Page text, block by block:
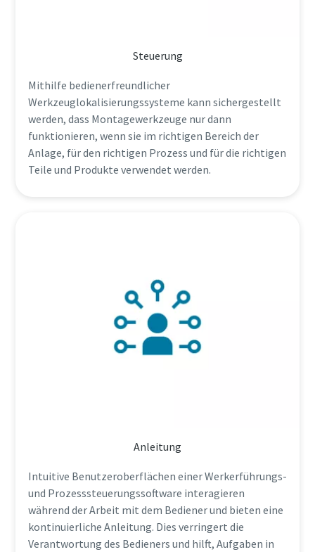
Steuerung
Mithilfe bedienerfreundlicher
Werkzeuglokalisierungssysteme kann sichergestellt
werden, dass Montagewerkzeuge nur dann
funktionieren, wenn sie im richtigen Bereich der
Anlage, für den richtigen Prozess und für die richtigen
Teile und Produkte verwendet werden.
Anleitung
Intuitive Benutzeroberflächen einer Werkerführungs-
und Prozesssteuerungssoftware interagieren
während der Arbeit mit dem Bediener und bieten eine
kontinuierliche Anleitung. Dies verringert die
Verantwortung des Bedieners und hilft, Aufgaben in